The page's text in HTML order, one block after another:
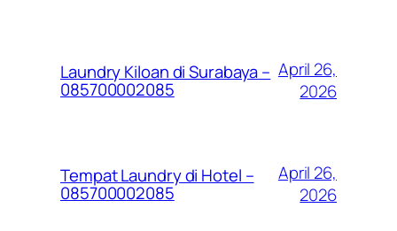
Laundry Kiloan di Surabaya –
085700002085
April 26,
2026
Tempat Laundry di Hotel –
085700002085
April 26,
2026